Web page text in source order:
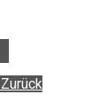
Zurück